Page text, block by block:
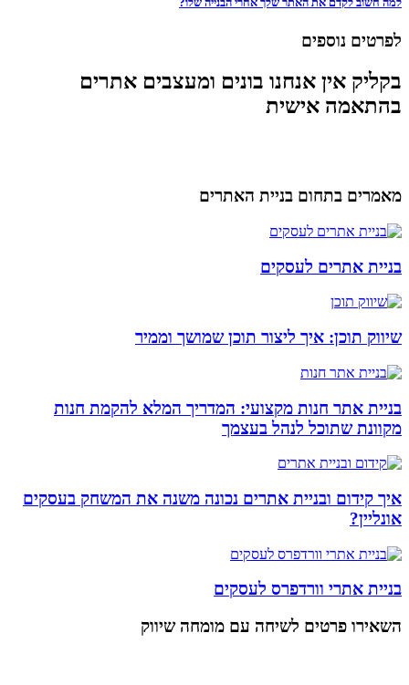
לפרטים נוספים
בקליק אין אנחנו בונים ומעצבים אתרים
בהתאמה אישית
מאמרים בתחום בניית האתרים
בניית אתרים לעסקים
שיווק תוכן: איך ליצור תוכן שמושך וממיר
בניית אתר חנות מקצועי: המדריך המלא להקמת חנות
מקוונת שתוכל לנהל בעצמך
איך קידום ובניית אתרים נכונה משנה את המשחק בעסקים
אונליין?
בניית אתרי וורדפרס לעסקים
השאירו פרטים לשיחה עם מומחה שיווק